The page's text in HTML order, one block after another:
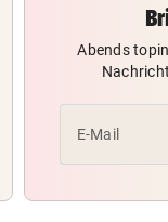
Abends
E-Mail